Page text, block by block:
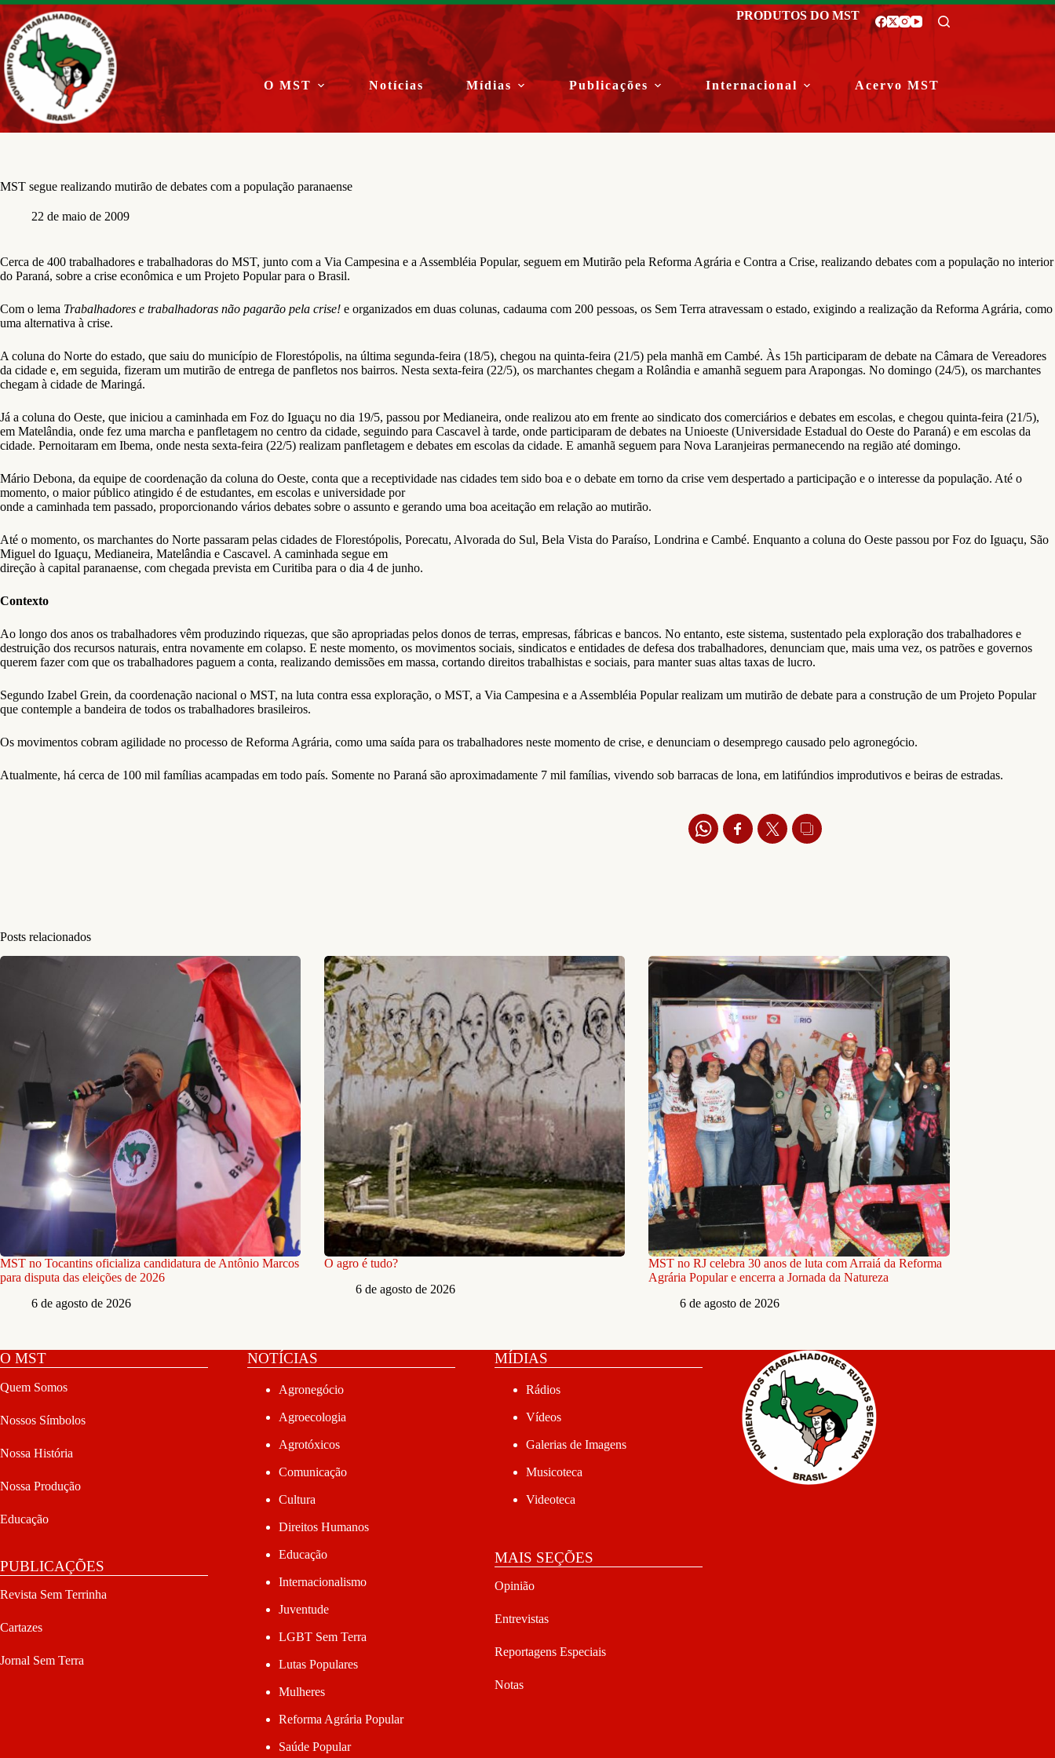
Pular
para
o
conteúdo
PRODUTOS DO MST
O MST Notícias Mídias Publicações Internacional Acervo MST
MST segue realizando mutirão de debates com a população paranaense
22 de maio de 2009
Cerca de 400 trabalhadores e trabalhadoras do MST, junto com a Via Campesina e a Assembléia Popular, seguem em Mutirão pela Reforma Agrária e Contra a Crise, realizando debates com a população no interior
do Paraná, sobre a crise econômica e um Projeto Popular para o Brasil.
Com o lema Trabalhadores e trabalhadoras não pagarão pela crise! e organizados em duas colunas, cadauma com 200 pessoas, os Sem Terra atravessam o estado, exigindo a realização da Reforma Agrária, como
uma alternativa à crise.
A coluna do Norte do estado, que saiu do município de Florestópolis, na última segunda-feira (18/5), chegou na quinta-feira (21/5) pela manhã em Cambé. Às 15h participaram de debate na Câmara de Vereadores
da cidade e, em seguida, fizeram um mutirão de entrega de panfletos nos bairros. Nesta sexta-feira (22/5), os marchantes chegam a Rolândia e amanhã seguem para Arapongas. No domingo (24/5), os marchantes
chegam à cidade de Maringá.
Já a coluna do Oeste, que iniciou a caminhada em Foz do Iguaçu no dia 19/5, passou por Medianeira, onde realizou ato em frente ao sindicato dos comerciários e debates em escolas, e chegou quinta-feira (21/5),
em Matelândia, onde fez uma marcha e panfletagem no centro da cidade, seguindo para Cascavel à tarde, onde participaram de debates na Unioeste (Universidade Estadual do Oeste do Paraná) e em escolas da
cidade. Pernoitaram em Ibema, onde nesta sexta-feira (22/5) realizam panfletagem e debates em escolas da cidade. E amanhã seguem para Nova Laranjeiras permanecendo na região até domingo.
Mário Debona, da equipe de coordenação da coluna do Oeste, conta que a receptividade nas cidades tem sido boa e o debate em torno da crise vem despertado a participação e o interesse da população. Até o
momento, o maior público atingido é de estudantes, em escolas e universidade por
onde a caminhada tem passado, proporcionando vários debates sobre o assunto e gerando uma boa aceitação em relação ao mutirão.
Até o momento, os marchantes do Norte passaram pelas cidades de Florestópolis, Porecatu, Alvorada do Sul, Bela Vista do Paraíso, Londrina e Cambé. Enquanto a coluna do Oeste passou por Foz do Iguaçu, São
Miguel do Iguaçu, Medianeira, Matelândia e Cascavel. A caminhada segue em
direção à capital paranaense, com chegada prevista em Curitiba para o dia 4 de junho.
Contexto
Ao longo dos anos os trabalhadores vêm produzindo riquezas, que são apropriadas pelos donos de terras, empresas, fábricas e bancos. No entanto, este sistema, sustentado pela exploração dos trabalhadores e
destruição dos recursos naturais, entra novamente em colapso. E neste momento, os movimentos sociais, sindicatos e entidades de defesa dos trabalhadores, denunciam que, mais uma vez, os patrões e governos
querem fazer com que os trabalhadores paguem a conta, realizando demissões em massa, cortando direitos trabalhistas e sociais, para manter suas altas taxas de lucro.
Segundo Izabel Grein, da coordenação nacional o MST, na luta contra essa exploração, o MST, a Via Campesina e a Assembléia Popular realizam um mutirão de debate para a construção de um Projeto Popular
que contemple a bandeira de todos os trabalhadores brasileiros.
Os movimentos cobram agilidade no processo de Reforma Agrária, como uma saída para os trabalhadores neste momento de crise, e denunciam o desemprego causado pelo agronegócio.
Atualmente, há cerca de 100 mil famílias acampadas em todo país. Somente no Paraná são aproximadamente 7 mil famílias, vivendo sob barracas de lona, em latifúndios improdutivos e beiras de estradas.
Posts relacionados
MST no Tocantins oficializa candidatura de Antônio Marcos
para disputa das eleições de 2026
6 de agosto de 2026
O agro é tudo?
6 de agosto de 2026
MST no RJ celebra 30 anos de luta com Arraiá da Reforma
Agrária Popular e encerra a Jornada da Natureza
6 de agosto de 2026
O MST
Quem Somos
Nossos Símbolos
Nossa História
Nossa Produção
Educação
PUBLICAÇÕES
Revista Sem Terrinha
Cartazes
Jornal Sem Terra
NOTÍCIAS
Agronegócio
Agroecologia
Agrotóxicos
Comunicação
Cultura
Direitos Humanos
Educação
Internacionalismo
Juventude
LGBT Sem Terra
Lutas Populares
Mulheres
Reforma Agrária Popular
Saúde Popular
MÍDIAS
Rádios
Vídeos
Galerias de Imagens
Musicoteca
Videoteca
MAIS SEÇÕES
Opinião
Entrevistas
Reportagens Especiais
Notas